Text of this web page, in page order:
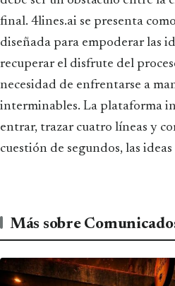
final. 4lines.ai se presenta
diseñada para empoderar las
recuperar el disfrute del
necesidad de enfrentarse a
interminables. La plataforma
entrar, trazar cuatro líneas y
cuestión de segundos, las
Más sobre